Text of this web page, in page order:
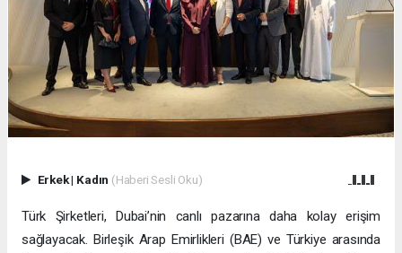
Erkek| Kadın (Haberi Sesli Oku)
Türk Şirketleri, Dubai’nin canlı pazarına daha kolay erişim
sağlayacak. Birleşik Arap Emirlikleri (BAE) ve Türkiye arasında